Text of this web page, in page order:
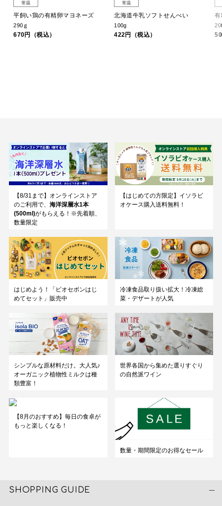
常温
平飼い鶏の有精卵マヨネーズ
290ｇ
670円（税込）
常温
北海道牛乳ソフトせんべい
100g
422円（税込）
【8/31まで】オンラインストア
のご利用で、 海洋深層水1本
(500ml)がもらえる！※先着順、
数量限定
【はじめての方限定】イソラビ
オケース購入送料無料！
はじめよう！「ビオセボンはじ
めてセット」販売中
冷凍食品取り扱い拡大！冷凍総
菜・デザートが人気
シンプルな原材料だけ。大人気♪
オーガニック植物性ミルクは種
類豊富！
世界各国から集めた選りすぐり
の自然派ワイン
【8月のおすすめ】毎日の食卓が
もっと楽しくなる！
数量・期間限定のお得なセール
SHOPPING GUIDE